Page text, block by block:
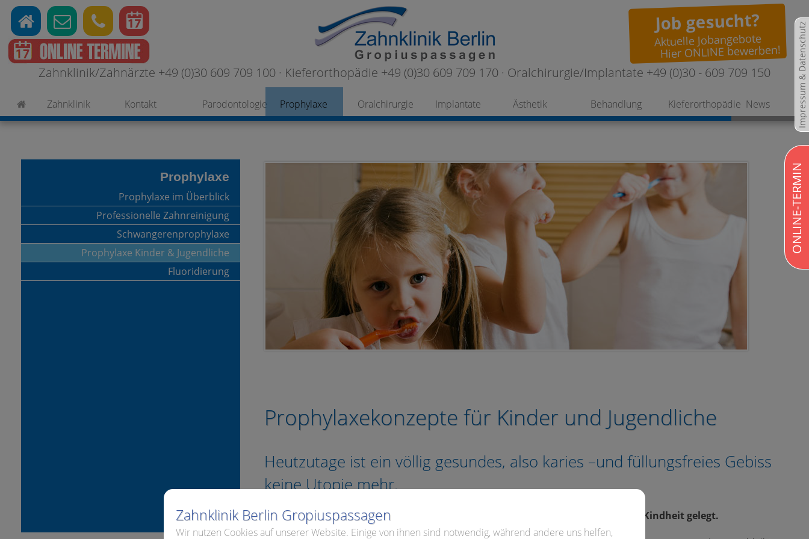
Zahnklinik Berlin Gropiuspassagen
Wir nutzen Cookies auf unserer Website. Einige von ihnen sind notwendig, während andere uns helfen,
Impressum & Datenschutz
ONLINE-TERMIN
Zahnklinik/Zahnärzte +49 (0)30 609 709 100 · Kieferorthopädie +49 (0)30 609 709 170 · Oralchirurgie/Implantate +49 (0)30 - 609 709 150
Job gesucht?
Aktuelle Jobangebote
Hier ONLINE bewerben!
Zahnklinik Kontakt Parodontologie Prophylaxe Oralchirurgie Implantate Ästhetik Behandlung Kieferorthopädie News
Prophylaxe
Prophylaxe im Überblick
Professionelle Zahnreinigung
Schwangerenprophylaxe
Prophylaxe Kinder & Jugendliche
Fluoridierung
Prophylaxekonzepte für Kinder und Jugendliche
Heutzutage ist ein völlig gesundes, also karies –und füllungsfreies Gebiss
keine Utopie mehr.
Die Grundlagen für lebenslang gesunde Zähne werden allerdings in der frühen Kindheit gelegt.